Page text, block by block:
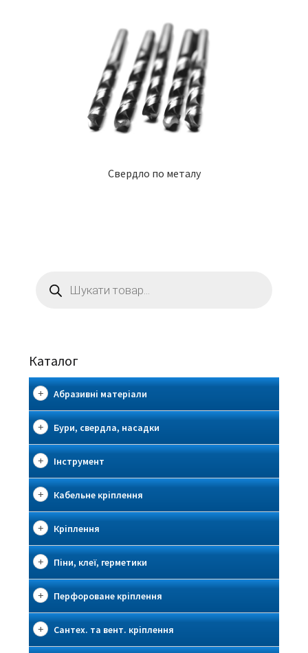
Свердло по металу
товарів
Каталог
Абразивні матеріали
Бури, свердла, насадки
Інструмент
Кабельне кріплення
Кріплення
Піни, клеї, герметики
Перфороване кріплення
Сантех. та вент. кріплення